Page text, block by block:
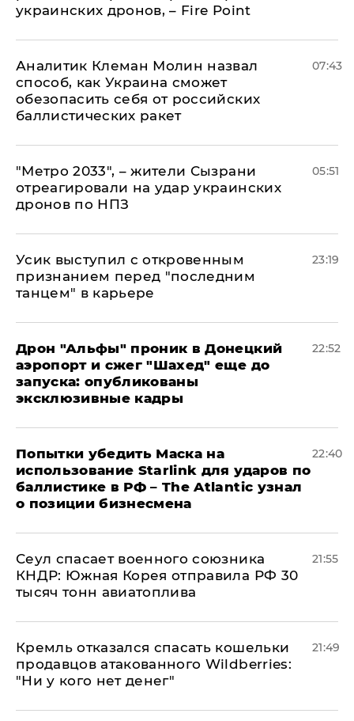
украинских дронов, – Fire Point
Аналитик Клеман Молин назвал
способ, как Украина сможет
обезопасить себя от российских
баллистических ракет
07:43
"Метро 2033", – жители Сызрани
отреагировали на удар украинских
дронов по НПЗ
05:51
Усик выступил с откровенным
признанием перед "последним
танцем" в карьере
23:19
Дрон "Альфы" проник в Донецкий
аэропорт и сжег "Шахед" еще до
запуска: опубликованы
эксклюзивные кадры
22:52
Попытки убедить Маска на
использование Starlink для ударов по
баллистике в РФ – The Atlantic узнал
о позиции бизнесмена
22:40
​Сеул спасает военного союзника
КНДР: Южная Корея отправила РФ 30
тысяч тонн авиатоплива
21:55
Кремль отказался спасать кошельки
продавцов атакованного Wildberries:
"Ни у кого нет денег"
21:49